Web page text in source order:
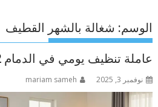
الوسم: شغالة بالشهر القطيف
عاملة تنظيف يومي في الدمام 0580961342
نوفمبر 3, 2025 mariam sameh